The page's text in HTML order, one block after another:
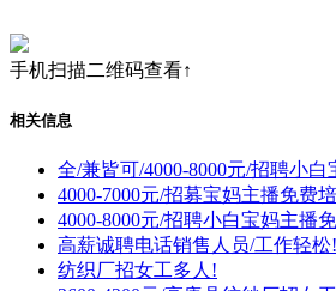
手机扫描二维码查看↑
相关信息
全/兼皆可/4000-8000元/招聘小白
4000-7000元/招募宝妈主播免费培
4000-8000元/招聘小白宝妈主播
高薪诚聘电话销售人员/工作轻松!
纺织厂招女工多人!